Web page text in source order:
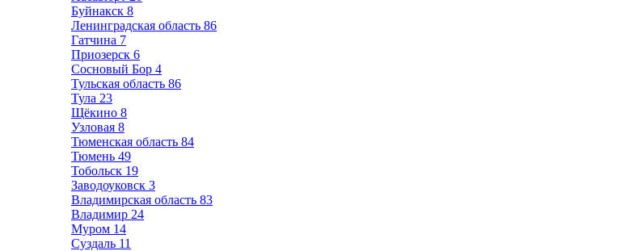
Буйнакск 8
Ленинградская область 86
Гатчина 7
Приозерск 6
Сосновый Бор 4
Тульская область 86
Тула 23
Щёкино 8
Узловая 8
Тюменская область 84
Тюмень 49
Тобольск 19
Заводоуковск 3
Владимирская область 83
Владимир 24
Муром 14
Суздаль 11